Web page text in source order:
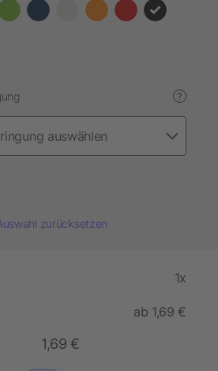
?
zurücksetzen
1x
ab 1,69 €
1,69 €